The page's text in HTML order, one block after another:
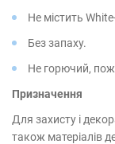
Не містить
Без запаху.
Не горючий,
Призначення
Для захисту і
також матеріалів